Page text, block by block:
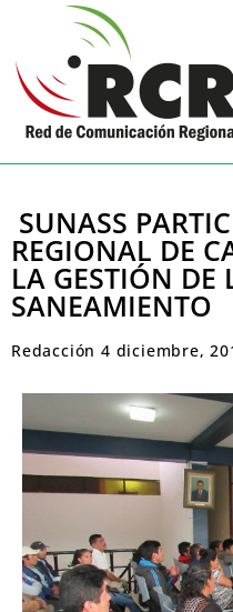
SUNASS
REGIONAL DE
LA GESTIÓN DE
SANEAMIENTO
Redacción 4 diciembre,